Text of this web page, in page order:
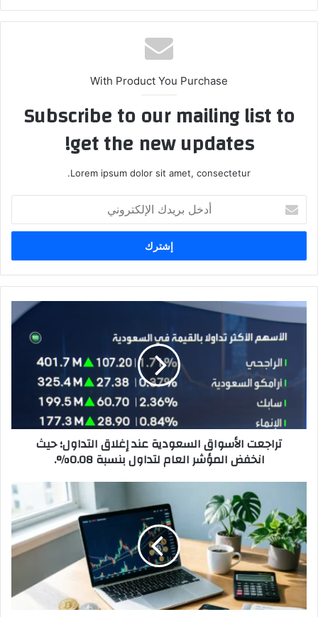
With Product You Purchase
Subscribe to our mailing list to
get the new updates!
Lorem ipsum dolor sit amet, consectetur.
بريدك
الإلكتروني
تراجعت
الأسواق
السعودية
إغلاق
التداول؛
المؤشر
تراجعت الأسواق السعودية عند إغلاق التداول؛ حيث
انخفض المؤشر العام لتداول بنسبة 0.08%.
جديد
في
عالم
العملات
الرقمية؟
أذكى